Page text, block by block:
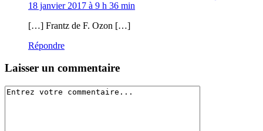
18 janvier 2017 à 9 h 36 min
[…] Frantz de F. Ozon […]
Répondre
Laisser un commentaire